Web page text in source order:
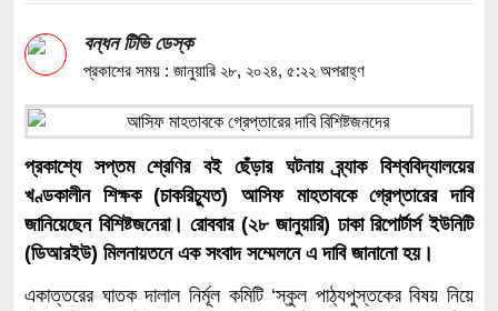
বন্ধন টিভি ডেস্ক
প্রকাশের সময় : জানুয়ারি ২৮, ২০২৪, ৫:২২ অপরাহ্ণ
প্রকাশ্যে সপ্তম শ্রেণির বই ছেঁড়ার ঘটনায় ব্র্যাক বিশ্ববিদ্যালয়ের
খণ্ডকালীন শিক্ষক (চাকরিচ্যুত) আসিফ মাহতাবকে গ্রেপ্তারের দাবি
জানিয়েছেন বিশিষ্টজনেরা। রোববার (২৮ জানুয়ারি) ঢাকা রিপোর্টার্স ইউনিটি
(ডিআরইউ) মিলনায়তনে এক সংবাদ সম্মেলনে এ দাবি জানানো হয়।
একাত্তরের ঘাতক দালাল নির্মূল কমিটি ‘স্কুল পাঠ্যপুস্তকের বিষয় নিয়ে